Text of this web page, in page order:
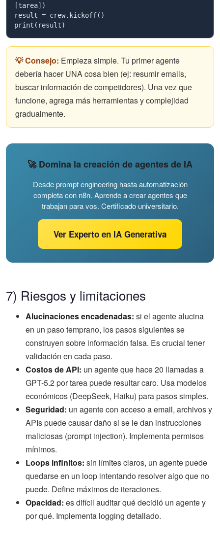
[tarea])
result = crew.kickoff()
print(result)
💡 Consejo: Empieza simple. Tu primer agente
debería hacer UNA cosa bien (ej: resumir emails,
buscar información de competidores). Una vez que
funcione, agrega más herramientas y complejidad
gradualmente.
🚀 Domina la creación de agentes de IA
Desde prompt engineering hasta automatización
completa con n8n. Aprende a crear agentes que
trabajan para vos. Certificado universitario.
Ver Experto en IA Generativa
7) Riesgos y limitaciones
Alucinaciones encadenadas: si el agente alucina
en un paso temprano, los pasos siguientes se
construyen sobre información falsa. Es crucial tener
validación en cada paso.
Costos de API: un agente que hace 20 llamadas a
GPT-5.2 por tarea puede resultar caro. Usa modelos
económicos (DeepSeek, Haiku) para pasos simples.
Seguridad: un agente con acceso a email, archivos y
APIs puede causar daño si se le dan instrucciones
maliciosas (prompt injection). Implementa permisos
mínimos.
Loops infinitos: sin límites claros, un agente puede
quedarse en un loop intentando resolver algo que no
puede. Define máximos de iteraciones.
Opacidad: es difícil auditar qué decidió un agente y
por qué. Implementa logging detallado.